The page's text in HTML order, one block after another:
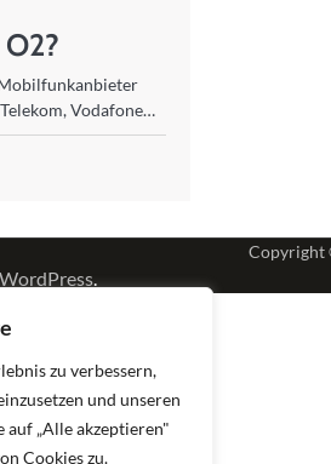
zu verbessern,
und unseren
auf „Alle akzeptieren"
Cookies zu.
Vodafone…
Copyright
WordPress.